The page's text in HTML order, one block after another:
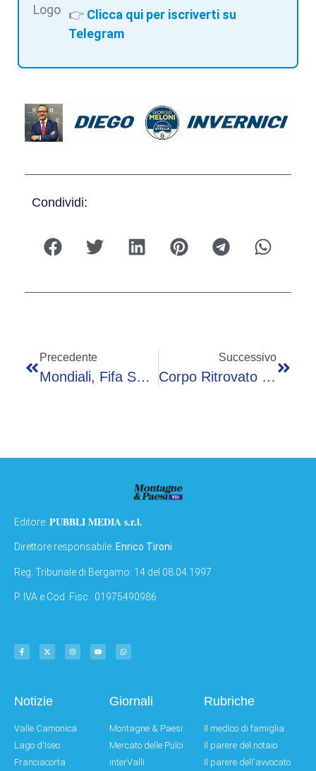
👉 Clicca qui per iscriverti su
Telegram
Condividi:
Precedente
Mondiali, Fifa Sospende La Squalifica E Balogun Giocherà Usa-Belgio. Trump: “Cancellata Ingiustizia”
Successivo
Corpo Ritrovato In Mare In Libia, Potrebbe Essere Del Kitesurfer Mimmo Piepoli Scomparso Dal 1° Maggio
Editore: PUBBLI MEDIA s.r.l.
Direttore responsabile: Enrico Tironi
Reg: Tribunale di Bergamo: 14 del 08.04.1997
P. IVA e Cod. Fisc.: 01975490986
Notizie
Valle Camonica
Lago d'Iseo
Franciacorta
Giornali
Montagne & Paesi
Mercato delle Pulci
interValli
Rubriche
Il medico di famiglia
Il parere del notaio
Il parere dell'avvocato